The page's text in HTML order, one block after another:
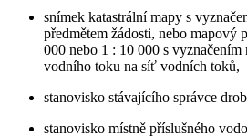
snímek katastrální mapy s
předmětem žádosti, nebo mapový
000 nebo 1 : 10 000 s vyznačením
vodního toku na síť vodních toků,
stanovisko stávajícího správce
stanovisko místně příslušného